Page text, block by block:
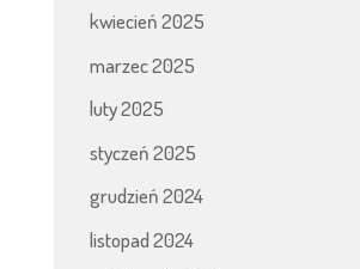
kwiecień 2025
marzec 2025
luty 2025
styczeń 2025
grudzień 2024
listopad 2024